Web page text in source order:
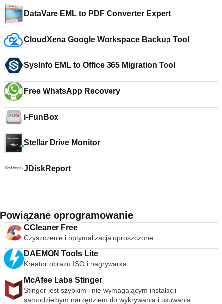
DataVare EML to PDF Converter Expert
CloudXena Google Workspace Backup Tool
SysInfo EML to Office 365 Migration Tool
Free WhatsApp Recovery
i-FunBox
Stellar Drive Monitor
JDiskReport
Powiązane oprogramowanie
CCleaner Free
Czyszczenie i optymalizacja uproszczone
DAEMON Tools Lite
Kreator obrazu ISO i nagrywarka
McAfee Labs Stinger
Stinger jest szybkim i nie wymagającym instalacji
samodzielnym narzędziem do wykrywania i usuwania